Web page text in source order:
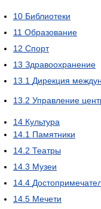
10 Библиотеки
11 Образование
12 Спорт
13 Здравоохранение
13.1 Дирекция
13.2 Управление
14 Культура
14.1 Памятники
14.2 Театры
14.3 Музеи
14.4
14.5 Мечети